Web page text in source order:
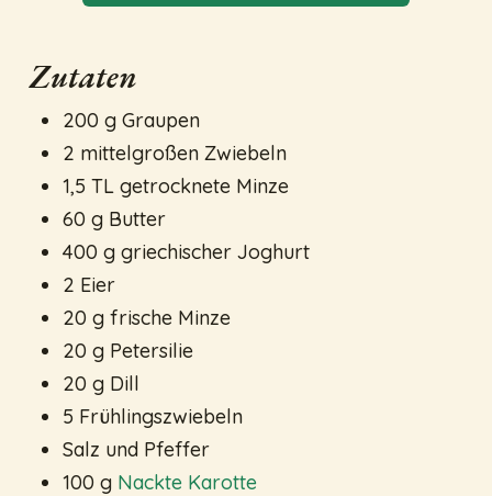
Zutaten
200 g Graupen
2 mittelgroßen Zwiebeln
1,5 TL getrocknete Minze
60 g Butter
400 g griechischer Joghurt
2 Eier
20 g frische Minze
20 g Petersilie
20 g Dill
5 Frühlingszwiebeln
Salz und Pfeffer
100 g Nackte Karotte